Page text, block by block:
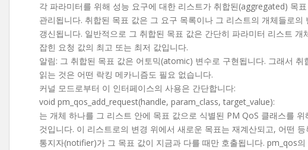
각 파라미터를 위해 성능 요구에 대한 리스트가 취합된(aggregated) 목
관리됩니다. 취합된 목표 값은 그 요구 목록이나 그 리스트의 개체들로의
갱신됩니다. 일반적으로 그 취합된 목표 값은 간단히 파라미터 리스트 개
잡힌 요청 값의 최고 또는 최저 값입니다.
알림: 그 취합된 목표 값은 어토믹(atomic) 변수로 구현됩니다. 그래서 취
읽는 것은 어떤 락킹 메카니즘도 필요 없습니다.
커널 모드로부터 이 인터페이스의 사용은 간단합니다:
void pm_qos_add_request(handle, param_class, target_value):
는 개체 하나를 그 리스트 안에 목표 값으로 식별된 PM QoS 클래스를 위
것입니다. 이 리스트로의 변경 위에서 새로운 목표는 재계산되고, 어떤 등
통지자(notifier)가 그 목표 값이 지금과 다를 때만 호출됩니다. pm_qos의